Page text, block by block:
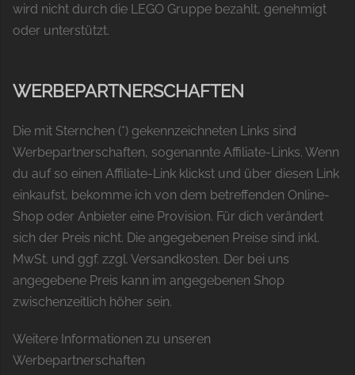
wird nicht durch die LEGO Gruppe bezahlt, genehmigt
oder unterstützt.
WERBEPARTNERSCHAFTEN
Die mit Sternchen (*) gekennzeichneten Links sind
Werbepartnerschaften, sogenannte Affiliate-Links. Wenn
du auf so einen Affiliate-Link klickst und über diesen Link
einkaufst, bekomme ich von dem betreffenden Online-
Shop oder Anbieter eine Provision. Für dich verändert
sich der Preis nicht. Die angegebenen Preise sind inkl.
MwSt. und ggf. zzgl. Versandkosten. Der bei uns
angegebene Preis kann im angegebenen Shop
zwischenzeitlich höher sein.
Weitere Informationen zu unseren
Werbepartnerschaften